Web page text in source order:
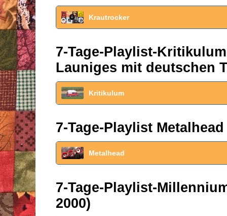
Krautrocker
7-Tage-Playlist-
Launiges mit deutschen
Kritikulum
7-Tage-Playlist
Metalhead
7-Tage-Playlist-
2000)